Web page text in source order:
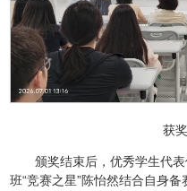
获
颁奖结束后，优秀学生代
班“竞赛之星”陈怡然结合自身